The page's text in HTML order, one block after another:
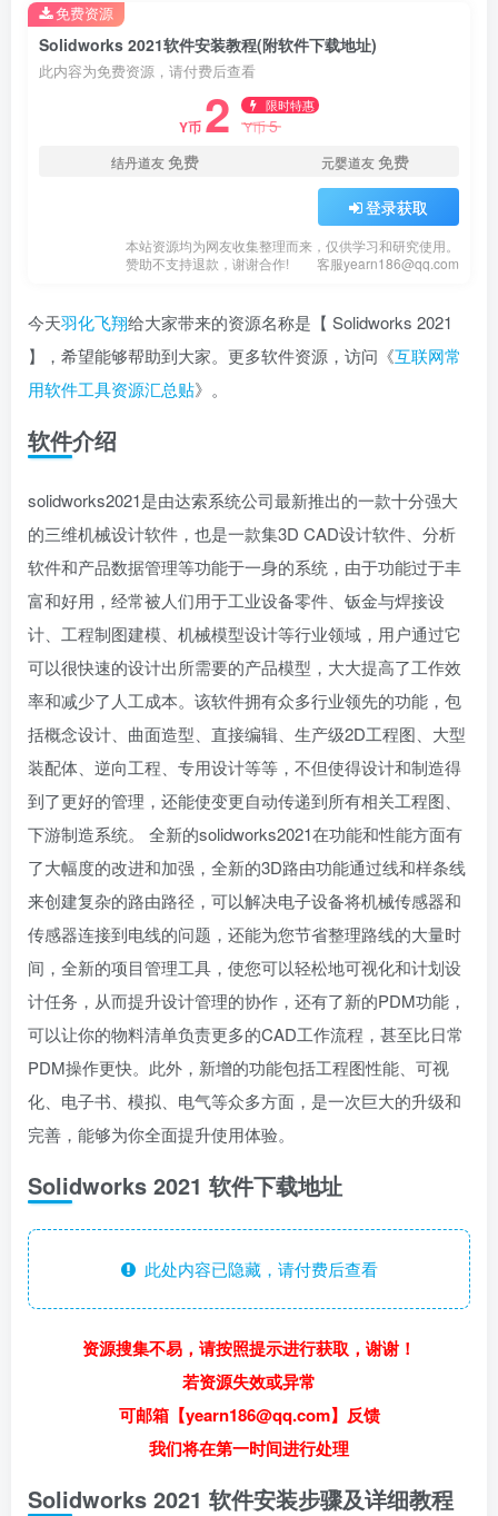
Solidworks 2021软件安装教程(附软件下载地址)
此内容为免费资源，请付费后查看
Y币 2 限时特惠
Y币5
结丹道友免费 元婴道友免费
登录获取
本站资源均为网友收集整理而来，仅供学习和研究使用。
赞助不支持退款，谢谢合作!
客服yearn186@qq.com
免费资源
今天羽化飞翔给大家带来的资源名称是【 Solidworks 2021
】，希望能够帮助到大家。更多软件资源，访问《互联网常
用软件工具资源汇总贴》。
软件介绍
solidworks2021是由达索系统公司最新推出的一款十分强大
的三维机械设计软件，也是一款集3D CAD设计软件、分析
软件和产品数据管理等功能于一身的系统，由于功能过于丰
富和好用，经常被人们用于工业设备零件、钣金与焊接设
计、工程制图建模、机械模型设计等行业领域，用户通过它
可以很快速的设计出所需要的产品模型，大大提高了工作效
率和减少了人工成本。该软件拥有众多行业领先的功能，包
括概念设计、曲面造型、直接编辑、生产级2D工程图、大型
装配体、逆向工程、专用设计等等，不但使得设计和制造得
到了更好的管理，还能使变更自动传递到所有相关工程图、
下游制造系统。 全新的solidworks2021在功能和性能方面有
了大幅度的改进和加强，全新的3D路由功能通过线和样条线
来创建复杂的路由路径，可以解决电子设备将机械传感器和
传感器连接到电线的问题，还能为您节省整理路线的大量时
间，全新的项目管理工具，使您可以轻松地可视化和计划设
计任务，从而提升设计管理的协作，还有了新的PDM功能，
可以让你的物料清单负责更多的CAD工作流程，甚至比日常
PDM操作更快。此外，新增的功能包括工程图性能、可视
化、电子书、模拟、电气等众多方面，是一次巨大的升级和
完善，能够为你全面提升使用体验。
Solidworks 2021 软件下载地址
此处内容已隐藏，请付费后查看
资源搜集不易，请按照提示进行获取，谢谢！
若资源失效或异常
可邮箱【yearn186@qq.com】反馈
我们将在第一时间进行处理
Solidworks 2021 软件安装步骤及详细教程